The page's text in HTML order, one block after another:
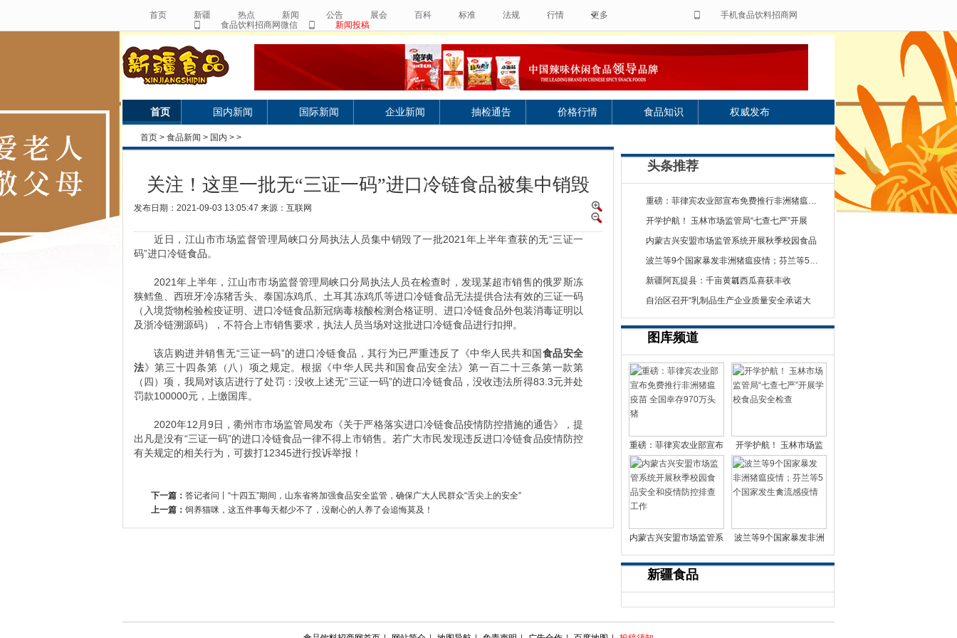
首页 新疆 热点 新闻 公告 展会 百科 标准 法规 行情 更多
手机食品饮料招商网
食品饮料招商网微信
新闻投稿
首页 国内新闻 国际新闻 企业新闻 抽检通告 价格行情 食品知识 权威发布
首页 > 食品新闻 > 国内 > >
关注！这里一批无“三证一码”进口冷链食品被集中销毁
发布日期：2021-09-03 13:05:47 来源：互联网
近日，江山市市场监督管理局峡口分局执法人员集中销毁了一批2021年上半年查获的无“三证一
码”进口冷链食品。
2021年上半年，江山市市场监督管理局峡口分局执法人员在检查时，发现某超市销售的俄罗斯冻
狭鳕鱼、西班牙冷冻猪舌头、泰国冻鸡爪、土耳其冻鸡爪等进口冷链食品无法提供合法有效的三证一码
（入境货物检验检疫证明、进口冷链食品新冠病毒核酸检测合格证明、进口冷链食品外包装消毒证明以
及浙冷链溯源码），不符合上市销售要求，执法人员当场对这批进口冷链食品进行扣押。
该店购进并销售无“三证一码”的进口冷链食品，其行为已严重违反了《中华人民共和国食品安全
法》第三十四条第（八）项之规定。根据《中华人民共和国食品安全法》第一百二十三条第一款第
（四）项，我局对该店进行了处罚：没收上述无“三证一码”的进口冷链食品，没收违法所得83.3元并处
罚款100000元，上缴国库。
2020年12月9日，衢州市市场监管局发布《关于严格落实进口冷链食品疫情防控措施的通告》，提
出凡是没有“三证一码”的进口冷链食品一律不得上市销售。若广大市民发现违反进口冷链食品疫情防控
有关规定的相关行为，可拨打12345进行投诉举报！
下一篇： 答记者问丨“十四五”期间，山东省将加强食品安全监管，确保广大人民群众“舌尖上的安全”
上一篇： 饲养猫咪，这五件事每天都少不了，没耐心的人养了会追悔莫及！
头条推荐
重磅：菲律宾农业部宣布免费推行非洲猪瘟疫苗
开学护航！ 玉林市场监管局“七查七严”开展
内蒙古兴安盟市场监管系统开展秋季校园食品
波兰等9个国家暴发非洲猪瘟疫情；芬兰等5个国
新疆阿瓦提县：千亩黄瓤西瓜喜获丰收
自治区召开“乳制品生产企业质量安全承诺大
图库频道
重磅：菲律宾农业部宣布
免费推行非洲猪瘟疫苗
开学护航！ 玉林市场监
管局“七查七严”开展
内蒙古兴安盟市场监管系
波兰等9个国家暴发非洲
新疆食品